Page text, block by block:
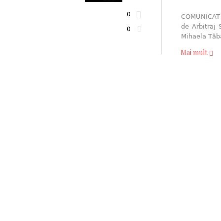
0
0
de Arbitraj
Mihaela
Mai mult